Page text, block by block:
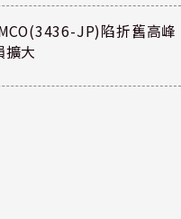
JP)陷折舊高峰
擴大